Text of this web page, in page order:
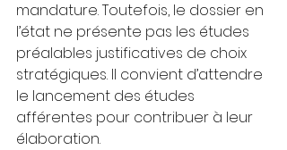
mandature. Toutefois, le dossier en
l’état ne présente pas les études
préalables justificatives de choix
stratégiques. Il convient d’attendre
le lancement des études
afférentes pour contribuer à leur
élaboration.